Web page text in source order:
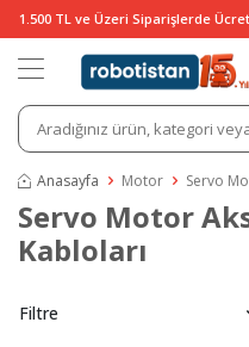
1.500 TL ve Üzeri Siparişlerde
Anasayfa Motor Servo
Servo Motor
Kabloları
Filtre